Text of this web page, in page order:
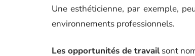
Une esthéticienne, par exemple,
environnements professionnels.
Les opportunités de travailsont